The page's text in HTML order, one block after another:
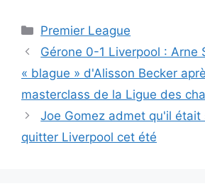
Catégories
Premier League
Gérone 0-1 Liverpool : Arne
« blague » d'Alisson Becker
masterclass de la Ligue des
Joe Gomez admet qu'il était
quitter Liverpool cet été